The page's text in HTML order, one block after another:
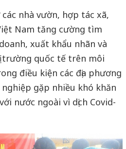
nhà vườn, hợp tác xã,
Nam tăng cường tìm
xuất khẩu nhãn và
trường quốc tế trên môi
điều kiện các địa phương
gặp nhiều khó khăn
nước ngoài vì dịch Covid-